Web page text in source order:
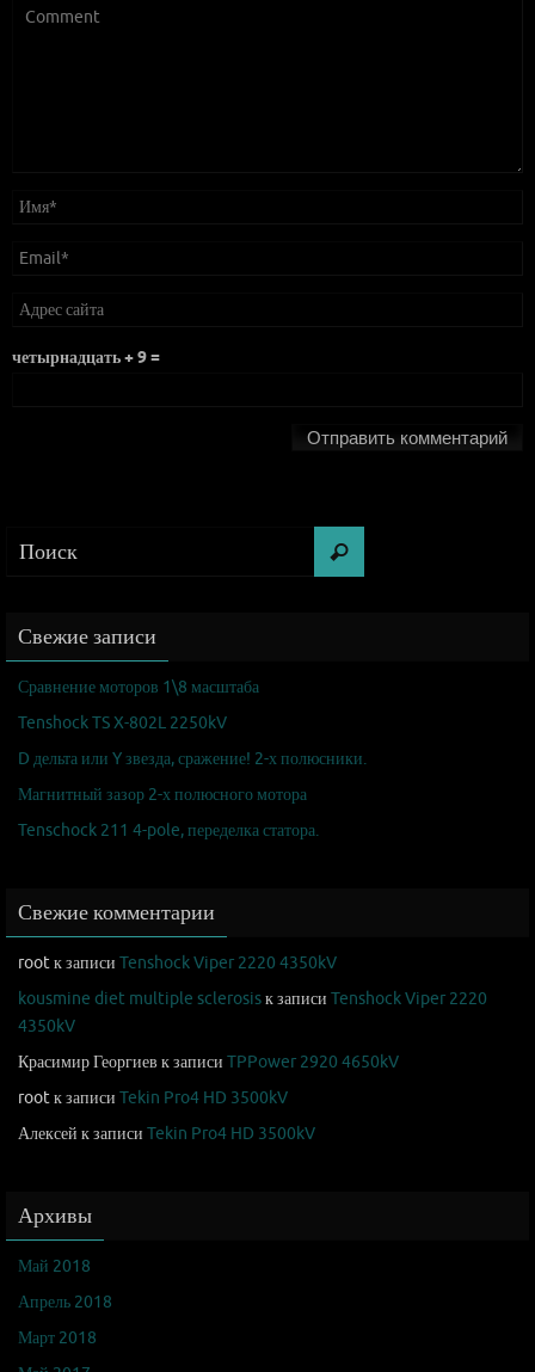
четырнадцать + 9 =
Свежие записи
Сравнение моторов 1\8 масштаба
Tenshock TS X-802L 2250kV
D дельта или Y звезда, сражение! 2-х полюсники.
Магнитный зазор 2-х полюсного мотора
Tenschock 211 4-pole, переделка статора.
Свежие комментарии
rootк записи Tenshock Viper 2220 4350kV
kousmine diet multiple sclerosisк записи Tenshock Viper 2220
4350kV
Красимир Георгиев к записи TPPower 2920 4650kV
rootк записи Tekin Pro4 HD 3500kV
Алексей к записи Tekin Pro4 HD 3500kV
Архивы
Май 2018
Апрель 2018
Март 2018